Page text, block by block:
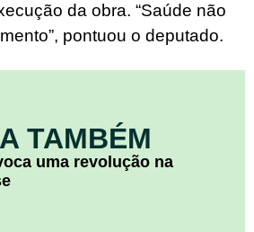
da obra. “Saúde não
pontuou o deputado.
TAMBÉM
uma revolução na